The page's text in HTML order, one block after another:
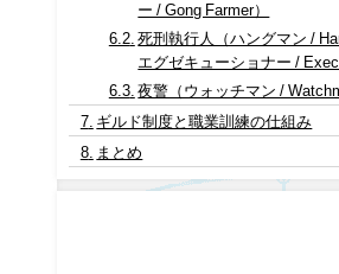
ー / Gong Farmer）
死刑執行人（ハングマン /
エグゼキューショナー /
夜警（ウォッチマン /
ギルド制度と職業訓練の仕組み
まとめ